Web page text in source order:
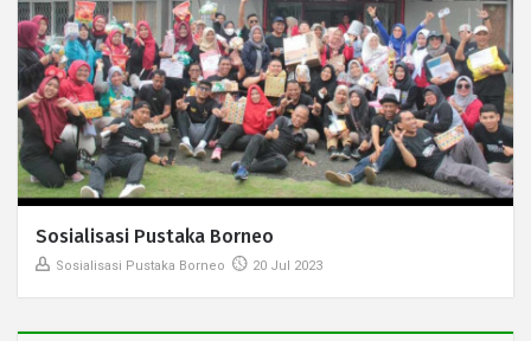
Sosialisasi Pustaka Borneo
Sosialisasi Pustaka Borneo 20 Jul 2023